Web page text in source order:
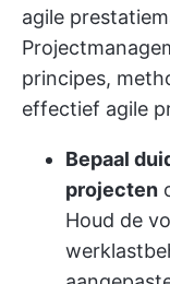
agile
principes,
effectief agile
Bepaal
projecten
Houd de